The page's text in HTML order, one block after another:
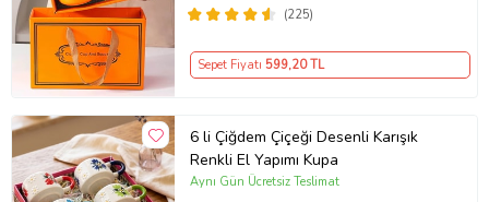
(225)
Sepet Fiyatı 599,20 TL
6 li Çiğdem Çiçeği Desenli Karışık
Renkli El Yapımı Kupa
Aynı Gün Ücretsiz Teslimat